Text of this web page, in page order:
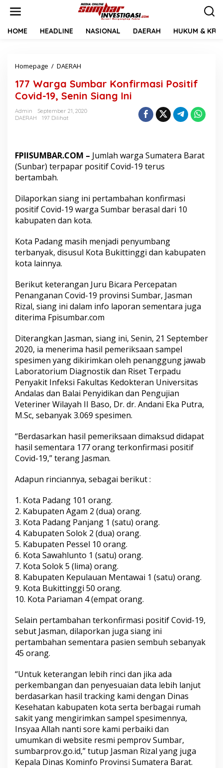
HOME HEADLINE NASIONAL DAERAH HUKUM &
Homepage / DAERAH
7
W
a
r
m
b
o
n
f
r
m
a
P
o
s
i
t
f
o
v
i
d
1
9
,
e
n
i
n
i
n
I
n
i
177 Warga Sumbar Konfirmasi Positif
Covid-19, Senin Siang Ini
Admin
September 21, 2020
DAERAH
197 Dilihat
FPIISUMBAR.COM – Jumlah warga Sumatera Barat
(Sunbar) terpapar positif Covid-19 terus
bertambah.
Dilaporkan siang ini pertambahan konfirmasi
positif Covid-19 warga Sumbar berasal dari 10
kabupaten dan kota.
Kota Padang masih menjadi penyumbang
terbanyak, disusul Kota Bukittinggi dan kabupaten
kota lainnya.
Berikut keterangan Juru Bicara Percepatan
Penanganan Covid-19 provinsi Sumbar, Jasman
Rizal, siang ini dalam info laporan sementara juga
diterima Fpisumbar.com
Diterangkan Jasman, siang ini, Senin, 21 September
2020, ia menerima hasil pemeriksaan sampel
spesimen yang dikirimkan oleh penanggung jawab
Laboratorium Diagnostik dan Riset Terpadu
Penyakit Infeksi Fakultas Kedokteran Universitas
Andalas dan Balai Penyidikan dan Pengujian
Veteriner Wilayah II Baso, Dr. dr. Andani Eka Putra,
M.Sc, sebanyak 3.069 spesimen.
“Berdasarkan hasil pemeriksaan dimaksud didapat
hasil sementara 177 orang terkonfirmasi positif
Covid-19,” terang Jasman.
Adapun rinciannya, sebagai berikut :
1. Kota Padang 101 orang.
2. Kabupaten Agam 2 (dua) orang.
3. Kota Padang Panjang 1 (satu) orang.
4. Kabupaten Solok 2 (dua) orang.
5. Kabupaten Pessel 10 orang.
6. Kota Sawahlunto 1 (satu) orang.
7. Kota Solok 5 (lima) orang.
8. Kabupaten Kepulauan Mentawai 1 (satu) orang.
9. Kota Bukittinggi 50 orang.
10. Kota Pariaman 4 (empat orang.
Selain pertambahan terkonfirmasi positif Covid-19,
sebut Jasman, dilaporkan juga siang ini
pertambahan sementara pasien sembuh sebanyak
45 orang.
“Untuk keterangan lebih rinci dan jika ada
perkembangan dan penyesuaian data lebih lanjut
berdasarkan hasil tracking kami dengan Dinas
Kesehatan kabupaten kota serta berbagai rumah
sakit yang mengirimkan sampel spesimennya,
Insyaa Allah nanti sore kami perbaiki dan
umumkan di website resmi pemprov Sumbar,
sumbarprov.go.id,” tutup Jasman Rizal yang juga
Kepala Dinas Kominfo Provinsi Sumatera Barat.